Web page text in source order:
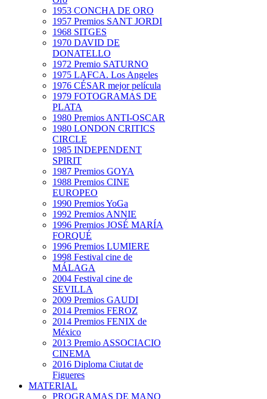
1953 CONCHA DE ORO
1957 Premios SANT JORDI
1968 SITGES
1970 DAVID DE
DONATELLO
1972 Premio SATURNO
1975 LAFCA. Los Angeles
1976 CÉSAR mejor película
1979 FOTOGRAMAS DE
PLATA
1980 Premios ANTI-OSCAR
1980 LONDON CRITICS
CIRCLE
1985 INDEPENDENT
SPIRIT
1987 Premios GOYA
1988 Premios CINE
EUROPEO
1990 Premios YoGa
1992 Premios ANNIE
1996 Premios JOSÉ MARÍA
FORQUÉ
1996 Premios LUMIERE
1998 Festival cine de
MÁLAGA
2004 Festival cine de
SEVILLA
2009 Premios GAUDI
2014 Premios FEROZ
2014 Premios FENIX de
México
2013 Premio ASSOCIACIO
CINEMA
2016 Diploma Ciutat de
Figueres
MATERIAL
PROGRAMAS DE MANO